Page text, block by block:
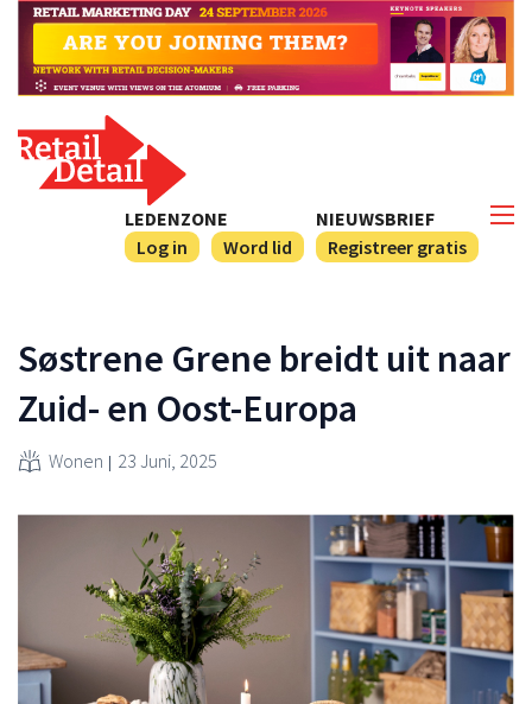
NIEUWSBRIEF
Registreer gratis
LEDENZONE
Log in
Word lid
Søstrene Grene breidt uit naar
Zuid- en Oost-Europa
Wonen 23 Juni, 2025